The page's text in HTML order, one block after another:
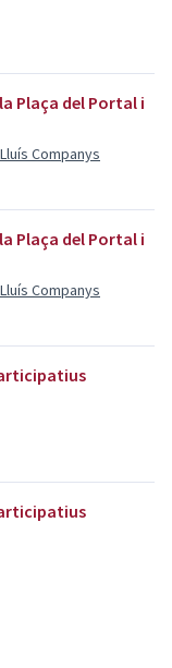
Plaça del Portal i
Companys
Plaça del Portal i
Companys